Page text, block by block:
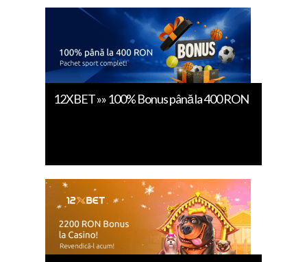
12XBET »» 100% Bonus până la 400 RON